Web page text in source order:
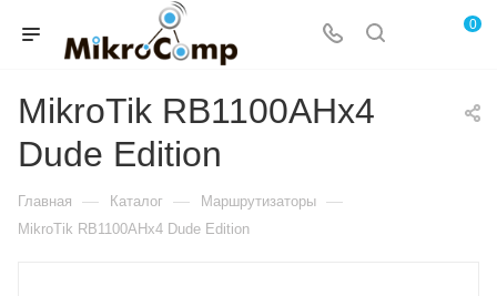
0
MikroTik RB1100AHx4
Dude Edition
Главная — Каталог — Маршрутизаторы —
MikroTik RB1100AHx4 Dude Edition